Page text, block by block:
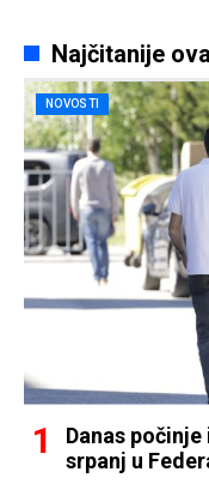
Najčitanije
NOVOSTI
Danas
srpanj u